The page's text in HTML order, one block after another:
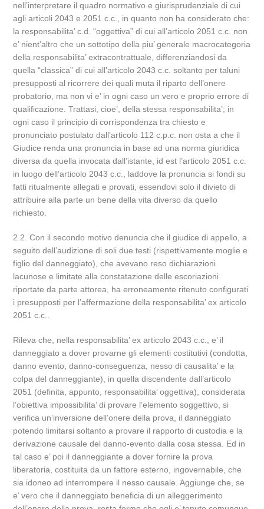
nell’interpretare il quadro normativo e giurisprudenziale di cui
agli articoli 2043 e 2051 c.c., in quanto non ha considerato che:
la responsabilita’ c.d. “oggettiva” di cui all’articolo 2051 c.c. non
e’ nient’altro che un sottotipo della piu’ generale macrocategoria
della responsabilita’ extracontrattuale, differenziandosi da
quella “classica” di cui all’articolo 2043 c.c. soltanto per taluni
presupposti al ricorrere dei quali muta il riparto dell’onere
probatorio, ma non vi e’ in ogni caso un vero e proprio errore di
qualificazione. Trattasi, cioe’, della stessa responsabilita’; in
ogni caso il principio di corrispondenza tra chiesto e
pronunciato postulato dall’articolo 112 c.p.c. non osta a che il
Giudice renda una pronuncia in base ad una norma giuridica
diversa da quella invocata dall’istante, id est l’articolo 2051 c.c.
in luogo dell’articolo 2043 c.c., laddove la pronuncia si fondi su
fatti ritualmente allegati e provati, essendovi solo il divieto di
attribuire alla parte un bene della vita diverso da quello
richiesto.
2.2. Con il secondo motivo denuncia che il giudice di appello, a
seguito dell’audizione di soli due testi (rispettivamente moglie e
figlio del danneggiato), che avevano reso dichiarazioni
lacunose e limitate alla constatazione delle escoriazioni
riportate da parte attorea, ha erroneamente ritenuto configurati
i presupposti per l’affermazione della responsabilita’ ex articolo
2051 c.c..
Rileva che, nella responsabilita’ ex articolo 2043 c.c., e’ il
danneggiato a dover provarne gli elementi costitutivi (condotta,
danno evento, danno-conseguenza, nesso di causalita’ e la
colpa del danneggiante), in quella discendente dall’articolo
2051 (definita, appunto, responsabilita’ oggettiva), considerata
l’obiettiva impossibilita’ di provare l’elemento soggettivo, si
verifica un’inversione dell’onere della prova, il danneggiato
potendo limitarsi soltanto a provare il rapporto di custodia e la
derivazione causale del danno-evento dalla cosa stessa. Ed in
tal caso e’ poi il danneggiante a dover fornire la prova
liberatoria, costituita da un fattore esterno, ingovernabile, che
sia idoneo ad interrompere il nesso causale. Aggiunge che, se
e’ vero che il danneggiato beneficia di un alleggerimento